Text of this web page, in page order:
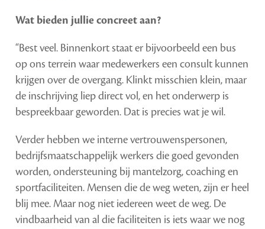
Wat bieden jullie concreet aan?
“Best veel. Binnenkort staat er bijvoorbeeld een bus
op ons terrein waar medewerkers een consult kunnen
krijgen over de overgang. Klinkt misschien klein, maar
de inschrijving liep direct vol, en het onderwerp is
bespreekbaar geworden. Dat is precies wat je wil.
Verder hebben we interne vertrouwenspersonen,
bedrijfsmaatschappelijk werkers die goed gevonden
worden, ondersteuning bij mantelzorg, coaching en
sportfaciliteiten. Mensen die de weg weten, zijn er heel
blij mee. Maar nog niet iedereen weet de weg. De
vindbaarheid van al die faciliteiten is iets waar we nog